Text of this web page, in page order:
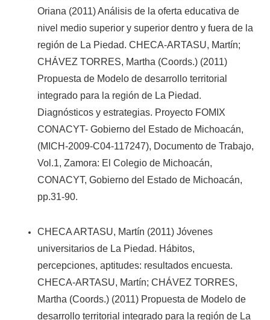
Oriana (2011) Análisis de la oferta educativa de
nivel medio superior y superior dentro y fuera de la
región de La Piedad. CHECA-ARTASU, Martín;
CHÁVEZ TORRES, Martha (Coords.) (2011)
Propuesta de Modelo de desarrollo territorial
integrado para la región de La Piedad.
Diagnósticos y estrategias. Proyecto FOMIX
CONACYT- Gobierno del Estado de Michoacán,
(MICH-2009-C04-117247), Documento de Trabajo,
Vol.1, Zamora: El Colegio de Michoacán,
CONACYT, Gobierno del Estado de Michoacán,
pp.31-90.
CHECA ARTASU, Martín (2011) Jóvenes
universitarios de La Piedad. Hábitos,
percepciones, aptitudes: resultados encuesta.
CHECA-ARTASU, Martín; CHÁVEZ TORRES,
Martha (Coords.) (2011) Propuesta de Modelo de
desarrollo territorial integrado para la región de La